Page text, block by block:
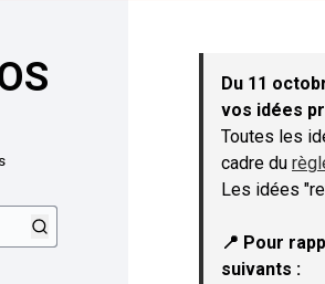
Du 11
vos idées
Toutes les
cadre du
Les idées
📍 Pour
suivants :